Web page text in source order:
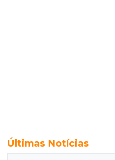
Últimas Notícias